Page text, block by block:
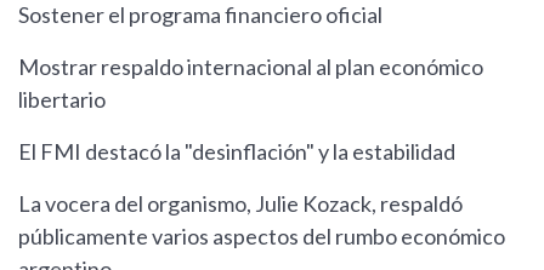
Sostener el programa financiero oficial
Mostrar respaldo internacional al plan económico
libertario
El FMI destacó la "desinflación" y la estabilidad
La vocera del organismo, Julie Kozack, respaldó
públicamente varios aspectos del rumbo económico